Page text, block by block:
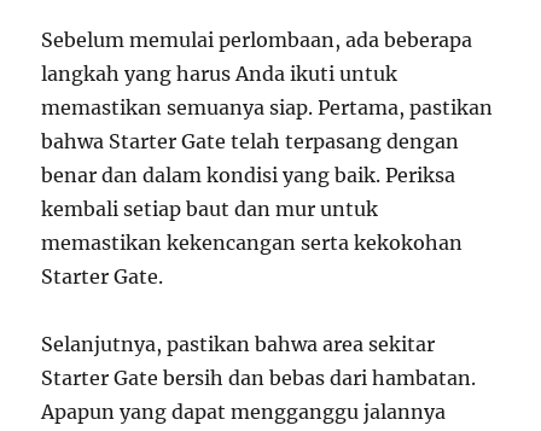
Sebelum memulai perlombaan, ada beberapa
langkah yang harus Anda ikuti untuk
memastikan semuanya siap. Pertama, pastikan
bahwa Starter Gate telah terpasang dengan
benar dan dalam kondisi yang baik. Periksa
kembali setiap baut dan mur untuk
memastikan kekencangan serta kekokohan
Starter Gate.
Selanjutnya, pastikan bahwa area sekitar
Starter Gate bersih dan bebas dari hambatan.
Apapun yang dapat mengganggu jalannya